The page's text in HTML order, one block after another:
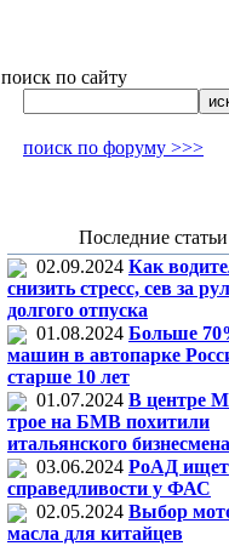
поиск по сайту
поиск по форуму >>>
Последние статьи
02.09.2024 Как
снизить стресс, сев за
долгого отпуска
01.08.2024 Больше
машин в автопарке
старше 10 лет
01.07.2024 В центре
трое на БМВ похитили
итальянского бизнесмена
03.06.2024 РоАД ищет
справедливости у ФАС
02.05.2024 Выбор
масла для китайцев